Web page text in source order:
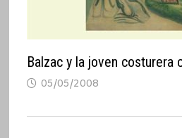
Balzac y la joven costurera
05/05/2008